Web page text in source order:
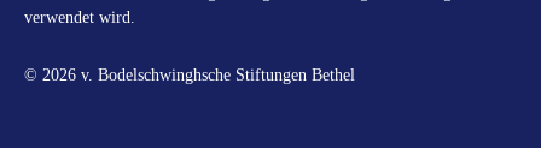
verwendet wird.
© 2026 v. Bodelschwinghsche Stiftungen Bethel